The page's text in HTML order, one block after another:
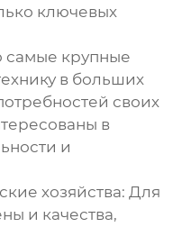
ключевых
самые крупные
в больших
своих
в
и
хозяйства: Для
и качества,